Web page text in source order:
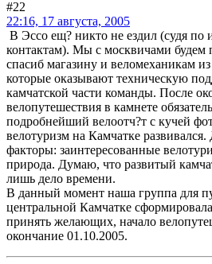
#22
22:16, 17 августа, 2005
В Эссо ещ? никто не ездил (судя по
контактам). Мы с москвичами
спасиб магазину и веломеханикам
которые оказывают техническую
камчатской части команды. После
велопутешествия в камнете
подробнейший велоотч?т с кучей
велотуризм на Камчатке развивался.
факторы: заинтересованные
природа. Думаю, что развитый
лишь дело времени.
В данный момент наша группа для
центральной Камчатке
принять желающих, начало
окончание 01.10.2005.